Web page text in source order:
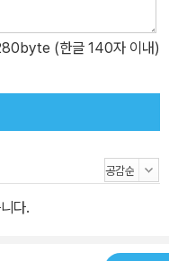
(한글 140자 이내)
다.